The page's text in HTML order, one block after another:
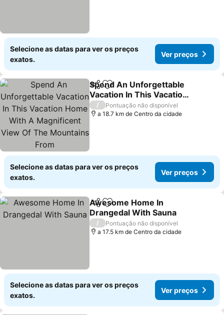
Selecione as datas para ver os preços
exatos.
Ver preços
PartilharAdicionar aos favoritos
Spend An Unforgettable
Vacation In This Vacation
Home With A Magnificent
View Of The Mountains
Ver preços
/
Pontuação não disponível
a 18.7 km de Centro da cidade
Selecione as datas para ver os preços
exatos.
Ver preços
PartilharAdicionar aos favoritos
Awesome Home In
Drangedal With Sauna
Ver preços
/
Pontuação não disponível
a 17.5 km de Centro da cidade
Selecione as datas para ver os preços
exatos.
Ver preços